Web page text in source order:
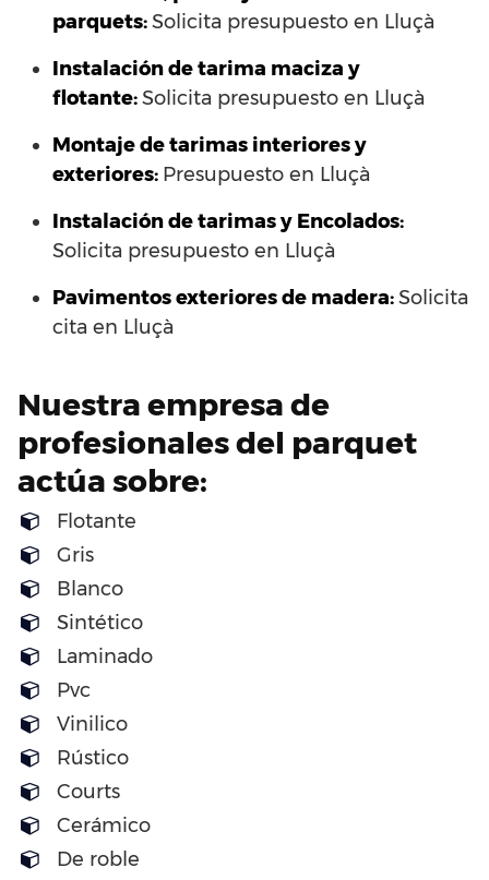
parquets:Solicita presupuesto en Lluçà
Instalación de tarima maciza y
flotante:Solicita presupuesto en Lluçà
Montaje de tarimas interiores y
exteriores: Presupuesto en Lluçà
Instalación de tarimas y Encolados:
Solicita presupuesto en Lluçà
Pavimentos exteriores de madera:Solicita
cita en Lluçà
Nuestra empresa de
profesionales del parquet
actúa sobre:
Flotante
Gris
Blanco
Sintético
Laminado
Pvc
Vinilico
Rústico
Courts
Cerámico
De roble